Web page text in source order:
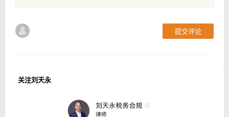
提交评论
关注刘天永